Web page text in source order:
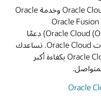
توفر خدمة Oracle Cloud Success Protection وخدمة Oracle
Cloud Success Assurance لعملاء Oracle Fusion
Applications والبنية التحتية من Oracle Cloud (OCI) دعمًا
واسع النطاق وعالي التفاعل عبر بيئات Oracle Cloud. تساعدك
هذه الخدمات في تشغيل حلول Oracle Cloud بكفاءة أكبر